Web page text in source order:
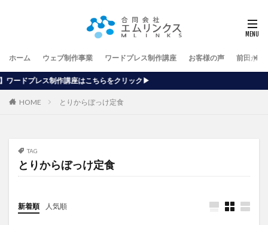
ホーム ウェブ制作事業 ワードプレス制作講座 お客様の声 前田が行
はこちらをクリック▶
HOME とりからぼっけ定食
TAG
とりからぼっけ定食
新着順 人気順